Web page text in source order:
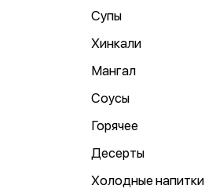
Супы
Хинкали
Мангал
Соусы
Горячее
Десерты
Холодные напитки